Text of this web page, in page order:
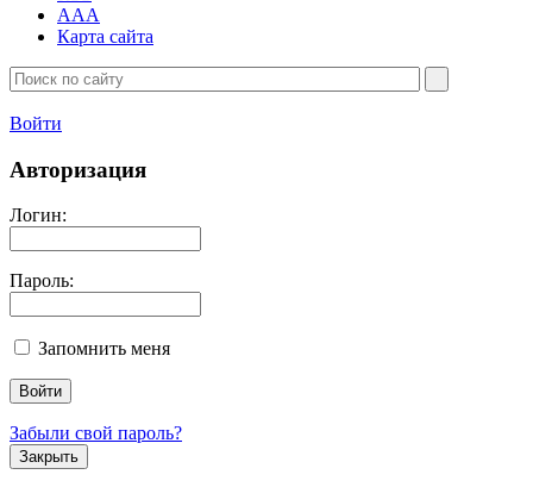
AAA
Карта сайта
Войти
Авторизация
Логин:
Пароль:
Запомнить меня
Забыли свой пароль?
Закрыть